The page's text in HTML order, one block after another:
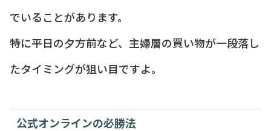
でいることがあります。
特に平日の夕方前など、主婦層の買い物が一段落し
たタイミングが狙い目ですよ。
公式オンラインの必勝法